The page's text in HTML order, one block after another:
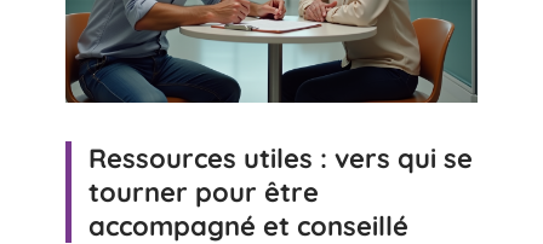
Ressources utiles : vers qui se
tourner pour être
accompagné et conseillé